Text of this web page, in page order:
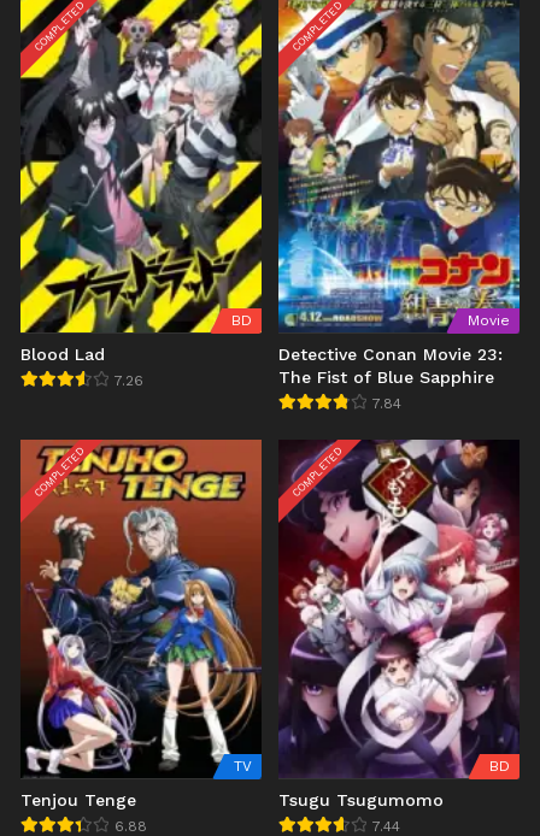
COMPLETED
BD
Blood Lad
7.26
COMPLETED
Movie
Detective Conan Movie 23:
The Fist of Blue Sapphire
7.84
COMPLETED
TV
Tenjou Tenge
6.88
COMPLETED
BD
Tsugu Tsugumomo
7.44